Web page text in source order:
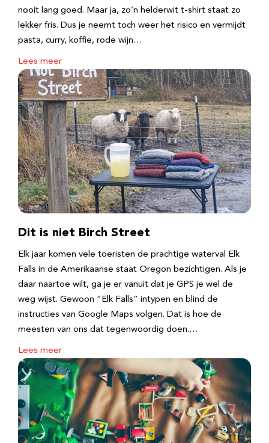
nooit lang goed. Maar ja, zo’n helderwit t-shirt staat zo
lekker fris. Dus je neemt toch weer het risico en vermijdt
pasta, curry, koffie, rode wijn…
Lees meer
Dit is niet Birch Street
Elk jaar komen vele toeristen de prachtige waterval Elk
Falls in de Amerikaanse staat Oregon bezichtigen. Als je
daar naartoe wilt, ga je er vanuit dat je GPS je wel de
weg wijst. Gewoon “Elk Falls” intypen en blind de
instructies van Google Maps volgen. Dat is hoe de
meesten van ons dat tegenwoordig doen.…
Lees meer